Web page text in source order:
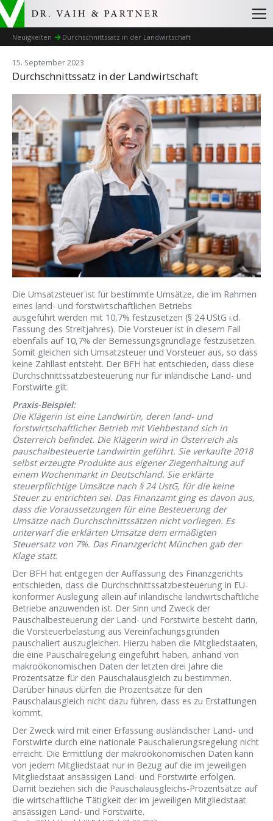
Neuigkeiten Durchschnittssatz in der Landwirtschaft
15. September 2023
Durchschnittssatz in der Landwirtschaft
Die Umsatzsteuer ist für bestimmte Umsätze, die im Rahmen
eines land- und forstwirtschaftlichen Betriebs
ausgeführt werden mit 10,7% festzusetzen (§ 24 UStG i.d.
Fassung des Streitjahres). Die Vorsteuer ist in diesem Fall
ebenfalls auf 10,7% der Bemessungsgrundlage festzusetzen.
Somit gleichen sich Umsatzsteuer und Vorsteuer aus, so dass
keine Zahllast entsteht. Der BFH hat entschieden, dass diese
Durchschnittssatzbesteuerung nur für inländische Land- und
Forstwirte gilt.
Praxis-Beispiel:
Die Klägerin ist eine Landwirtin, deren land- und
forstwirtschaftlicher Betrieb mit Viehbestand sich in
Österreich befindet. Die Klägerin wird in Österreich als
pauschalbesteuerte Landwirtin geführt. Sie verkaufte 2018
selbst erzeugte Produkte aus eigener Ziegenhaltung auf
einem Wochenmarkt in Deutschland. Sie erklärte
steuerpflichtige Umsätze nach § 24 UstG, für die keine
Steuer zu entrichten sei. Das Finanzamt ging es davon aus,
dass die Voraussetzungen für eine Besteuerung der
Umsätze nach Durchschnittssätzen nicht vorliegen. Es
unterwarf die erklärten Umsätze dem ermäßigten
Steuersatz von 7%. Das Finanzgericht München gab der
Klage statt.
Der BFH hat entgegen der Auffassung des Finanzgerichts
entschieden, dass die Durchschnittssatzbesteuerung in EU-
konformer Auslegung allein auf inländische landwirtschaftliche
Betriebe anzuwenden ist. Der Sinn und Zweck der
Pauschalbesteuerung der Land- und Forstwirte besteht darin,
die Vorsteuerbelastung aus Vereinfachungsgründen
pauschaliert auszugleichen. Hierzu haben die Mitgliedstaaten,
die eine Pauschalregelung eingeführt haben, anhand von
makroökonomischen Daten der letzten drei Jahre die
Prozentsätze für den Pauschalausgleich zu bestimmen.
Darüber hinaus dürfen die Prozentsätze für den
Pauschalausgleich nicht dazu führen, dass es zu Erstattungen
kommt.
Der Zweck wird mit einer Erfassung ausländischer Land- und
Forstwirte durch eine nationale Pauschalierungsregelung nicht
erreicht. Die Ermittlung der makroökonomischen Daten kann
von jedem Mitgliedstaat nur in Bezug auf die im jeweiligen
Mitgliedstaat ansässigen Land- und Forstwirte erfolgen.
Damit beziehen sich die Pauschalausgleichs-Prozentsätze auf
die wirtschaftliche Tätigkeit der im jeweiligen Mitgliedstaat
ansässigen Land- und Forstwirte.